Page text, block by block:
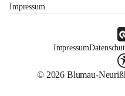
Impressum
Impressum
© 2026 Blumau-